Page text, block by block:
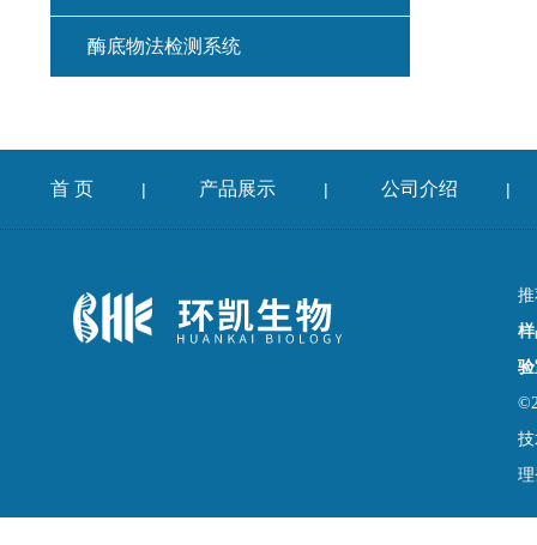
酶底物法检测系统
首 页 | 产品展示 | 公司介绍 |